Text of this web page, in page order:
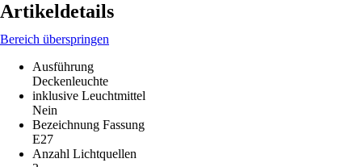
Artikeldetails
Bereich überspringen
Ausführung
Deckenleuchte
inklusive Leuchtmittel
Nein
Bezeichnung Fassung
E27
Anzahl Lichtquellen